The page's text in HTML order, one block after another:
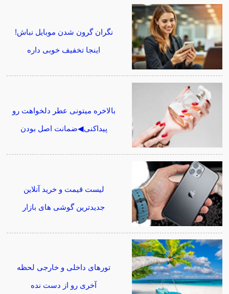
نگران گرون شدن موبایل نباش!
اینجا تخفیف خوبی داره
بالاخره میتونی عطر دلخواهت رو
پیداکنی◀ضمانت اصل بودن
لیست قیمت و خرید آنلاین
جدیدترین گوشی های بازار
تورهای داخلی و خارجی لحظه
آخری رو از دست نده